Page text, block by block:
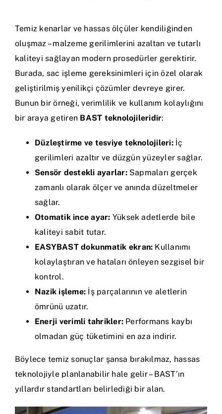
Temiz kenarlar ve hassas ölçüler kendiliğinden
oluşmaz – malzeme gerilimlerini azaltan ve tutarlı
kaliteyi sağlayan modern prosedürler gerektirir.
Burada, sac işleme gereksinimleri için özel olarak
geliştirilmiş yenilikçi çözümler devreye girer.
Bunun bir örneği, verimlilik ve kullanım kolaylığını
bir araya getiren BAST teknolojileridir:
Düzleştirme ve tesviye teknolojileri:İç
gerilimleri azaltır ve düzgün yüzeyler sağlar.
Sensör destekli ayarlar:Sapmaları gerçek
zamanlı olarak ölçer ve anında düzeltmeler
sağlar.
Otomatik ince ayar: Yüksek adetlerde bile
kaliteyi sabit tutar.
EASYBAST dokunmatik ekran: Kullanımı
kolaylaştıran ve hataları önleyen sezgisel bir
kontrol.
Nazik işleme: İş parçalarının ve aletlerin
ömrünü uzatır.
Enerji verimli tahrikler: Performans kaybı
olmadan güç tüketimini en aza indirir.
Böylece temiz sonuçlar şansa bırakılmaz, hassas
teknolojiyle planlanabilir hale gelir – BAST’ın
yıllardır standartları belirlediği bir alan.